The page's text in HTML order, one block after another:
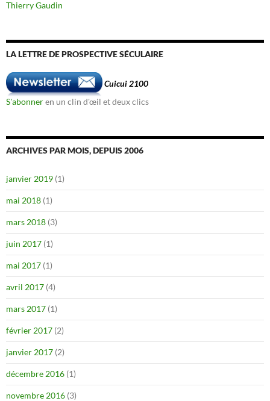
Thierry Gaudin
LA LETTRE DE PROSPECTIVE SÉCULAIRE
Cuicui 2100
S'abonneren un clin d'œil et deux clics
ARCHIVES PAR MOIS, DEPUIS 2006
janvier 2019 (1)
mai 2018 (1)
mars 2018 (3)
juin 2017 (1)
mai 2017 (1)
avril 2017 (4)
mars 2017 (1)
février 2017 (2)
janvier 2017 (2)
décembre 2016 (1)
novembre 2016 (3)